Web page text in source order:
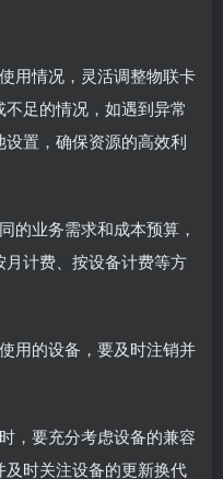
用情况，灵活调整物联卡
足的情况，如遇到异常
置，确保资源的高效利
的业务需求和成本预算，
计费、按设备计费等方
用的设备，要及时注销并
，要充分考虑设备的兼容
时关注设备的更新换代